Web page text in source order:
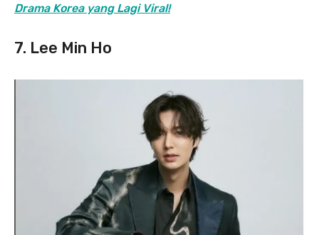
Drama Korea yang Lagi Viral!
7. Lee Min Ho